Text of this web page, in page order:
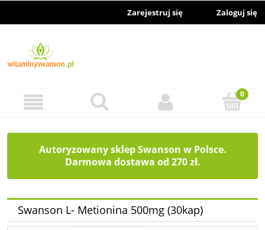
Zarejestruj się Zaloguj się
Autoryzowany sklep Swanson w Polsce.
Darmowa dostawa od 270 zł.
Swanson L- Metionina 500mg (30kap)